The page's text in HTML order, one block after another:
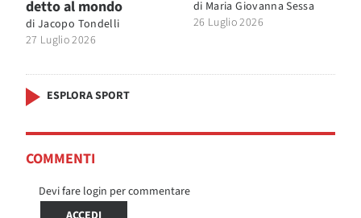
detto al mondo
di Jacopo Tondelli
27 Luglio 2026
di Maria Giovanna Sessa
26 Luglio 2026
ESPLORA SPORT
COMMENTI
Devi fare login per commentare